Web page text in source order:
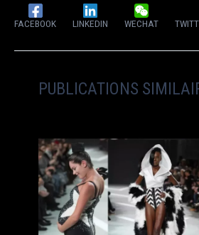
FACEBOOK LINKEDIN WECHAT
PUBLICATIONS